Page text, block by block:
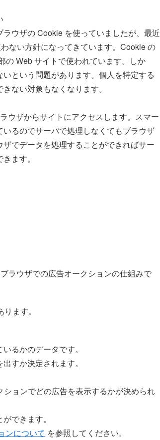
ウザの Cookie を使っていましたが、最近
ない方針になってきています。Cookie の
の Web サイトで使われています。しか
という問題があります。個人を特定する
ない対象もなくなります。
ウザからサイトにアクセスします。スマー
るのでサーバで処理しなくてもブラウザ
でデータを処理することができればサー
ます。
ラウザでの広告オークションの仕組みで
ます。
るかのデータです。
すか決定されます。
ョンでどの広告を表示するかが決められ
できます。
ンについて を参照してください。